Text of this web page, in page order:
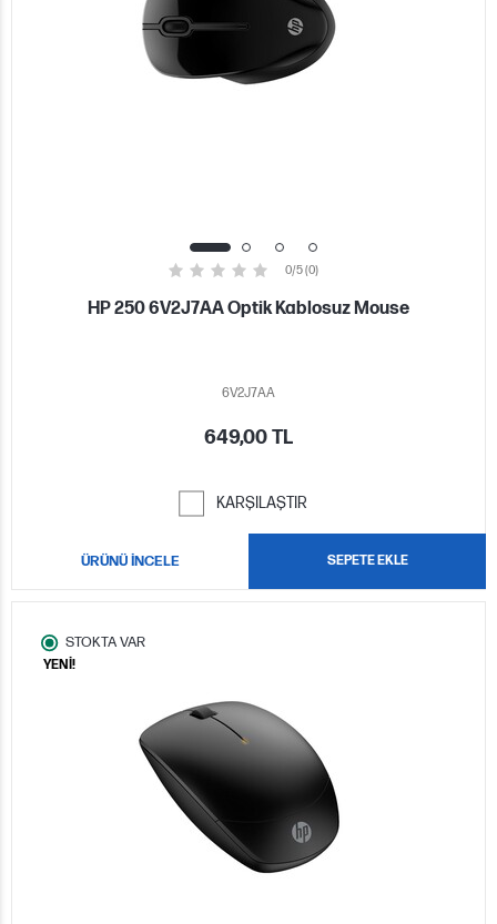
0/5 (0)
HP 250 6V2J7AA Optik Kablosuz Mouse
6V2J7AA
649,00 TL
KARŞILAŞTIR
ÜRÜNÜ İNCELE SEPETE EKLE
STOKTA VAR
YENİ!